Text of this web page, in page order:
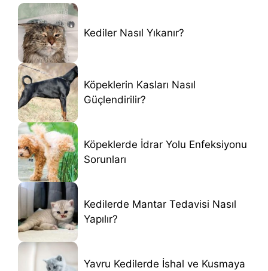
Kediler Nasıl Yıkanır?
Köpeklerin Kasları Nasıl
Güçlendirilir?
Köpeklerde İdrar Yolu Enfeksiyonu
Sorunları
Kedilerde Mantar Tedavisi Nasıl
Yapılır?
Yavru Kedilerde İshal ve Kusmaya